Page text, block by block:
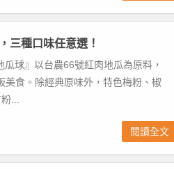
三種口味任意選！
球』以台農66號紅肉地瓜為原料，
食。除經典原味外，特色梅粉、椒
...
閱讀全文